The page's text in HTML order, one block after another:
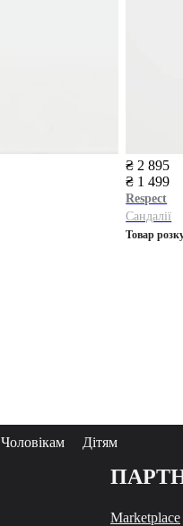
₴ 2 895
₴ 1 499
Respect
Сандалії
Товар
Чоловікам Дітям
Marketplace